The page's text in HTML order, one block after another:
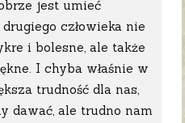
jest umieć
człowieka nie
i bolesne, ale także
I chyba właśnie w
trudność dla nas,
dawać, ale trudno nam